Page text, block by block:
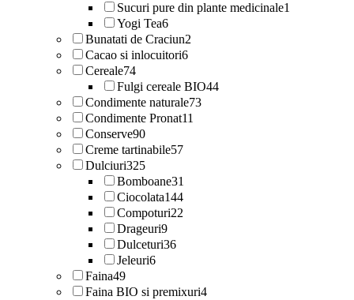
Sucuri pure din plante medicinale1
Yogi Tea6
Bunatati de Craciun2
Cacao si inlocuitori6
Cereale74
Fulgi cereale BIO44
Condimente naturale73
Condimente Pronat11
Conserve90
Creme tartinabile57
Dulciuri325
Bomboane31
Ciocolata144
Compoturi22
Drageuri9
Dulceturi36
Jeleuri6
Faina49
Faina BIO si premixuri4